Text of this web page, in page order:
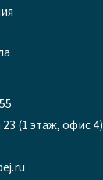
(1 этаж, офис 4)